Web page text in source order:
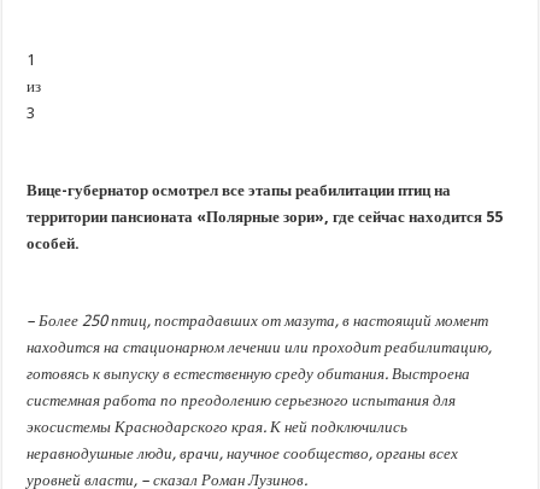
Стартовал прием заявок на 20-й юбилейный молодежный форум «Регион 93»
1
из
3
Вице-губернатор осмотрел все этапы реабилитации птиц на
территории пансионата «Полярные зори», где сейчас находится 55
особей.
– Более 250 птиц, пострадавших от мазута, в настоящий момент
находится на стационарном лечении или проходит реабилитацию,
готовясь к выпуску в естественную среду обитания. Выстроена
системная работа по преодолению серьезного испытания для
экосистемы Краснодарского края. К ней подключились
неравнодушные люди, врачи, научное сообщество, органы всех
уровней власти, – сказал Роман Лузинов.